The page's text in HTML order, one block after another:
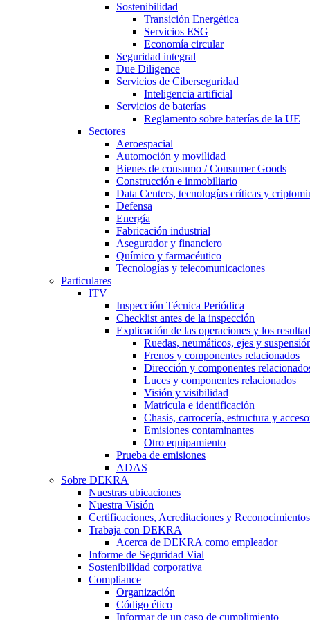
Sostenibilidad
Transición Energética
Servicios ESG
Economía circular
Seguridad integral
Due Diligence
Servicios de Ciberseguridad
Inteligencia artificial
Servicios de baterías
Reglamento sobre baterías de la UE
Sectores
Aeroespacial
Automoción y movilidad
Bienes de consumo / Consumer Goods
Construcción e inmobiliario
Data Centers, tecnologías críticas y
Defensa
Energía
Fabricación industrial
Asegurador y financiero
Químico y farmacéutico
Tecnologías y telecomunicaciones
Particulares
ITV
Inspección Técnica Periódica
Checklist antes de la inspección
Explicación de las operaciones y los
Ruedas, neumáticos, ejes y
Frenos y componentes relacionados
Dirección y componentes
Luces y componentes relacionados
Visión y visibilidad
Matrícula e identificación
Chasis, carrocería, estructura y
Emisiones contaminantes
Otro equipamiento
Prueba de emisiones
ADAS
Sobre DEKRA
Nuestras ubicaciones
Nuestra Visión
Certificaciones, Acreditaciones y Reconocimientos
Trabaja con DEKRA
Acerca de DEKRA como empleador
Informe de Seguridad Vial
Sostenibilidad corporativa
Compliance
Organización
Código ético
Informar de un caso de cumplimiento